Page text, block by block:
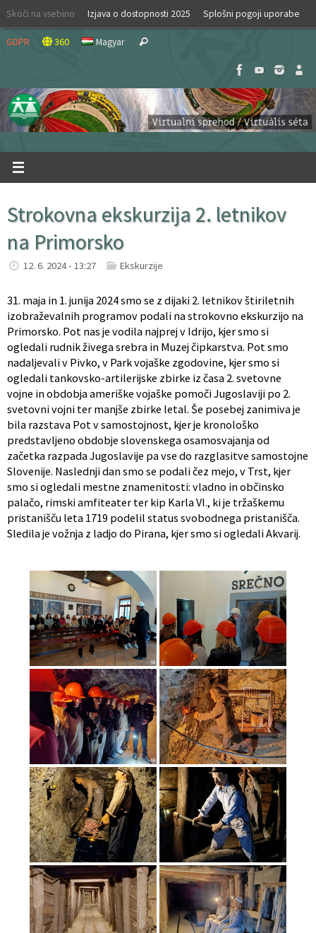
Skip
content
Skoči na vsebino Izjava o dostopnosti 2025 Splošni pogoji uporabe
GDPR 360 Magyar Search
Strokovna ekskurzija 2. letnikov
na Primorsko
12. 6. 2024 - 13:27 Ekskurzije
31. maja in 1. junija 2024 smo se z dijaki 2. letnikov štiriletnih
izobraževalnih programov podali na strokovno ekskurzijo na
Primorsko. Pot nas je vodila najprej v Idrijo, kjer smo si
ogledali rudnik živega srebra in Muzej čipkarstva. Pot smo
nadaljevali v Pivko, v Park vojaške zgodovine, kjer smo si
ogledali tankovsko-artilerijske zbirke iz časa 2. svetovne
vojne in obdobja ameriške vojaške pomoči Jugoslaviji po 2.
svetovni vojni ter manjše zbirke letal. Še posebej zanimiva je
bila razstava Pot v samostojnost, kjer je kronološko
predstavljeno obdobje slovenskega osamosvajanja od
začetka razpada Jugoslavije pa vse do razglasitve samostojne
Slovenije. Naslednji dan smo se podali čez mejo, v Trst, kjer
smo si ogledali mestne znamenitosti: vladno in občinsko
palačo, rimski amfiteater ter kip Karla VI., ki je tržaškemu
pristanišču leta 1719 podelil status svobodnega pristanišča.
Sledila je vožnja z ladjo do Pirana, kjer smo si ogledali Akvarij.